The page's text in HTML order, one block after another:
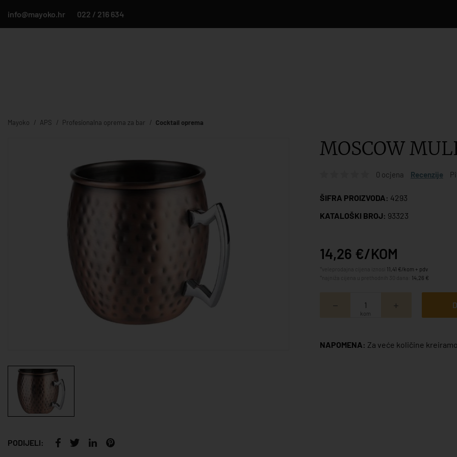
info@mayoko.hr 022 / 216 634
Mayoko APS Profesionalna oprema za bar Cocktail oprema
PODIJELI:
MOSCOW
0 ocjena Recenzije
ŠIFRA PROIZVODA: 4293
KATALOŠKI BROJ: 93323
14,26 €/KOM
11,41 €/kom + pdv
14,26 €
kom
NAPOMENA: Za veće količine